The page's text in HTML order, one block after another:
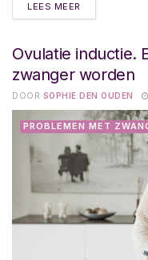
LEES MEER
Ovulatie inductie.
zwanger worden
DOOR SOPHIE DEN OUDEN
PROBLEMEN MET